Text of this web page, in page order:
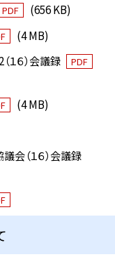
PDF
(656 KB)
(4 MB)
１６）会議録
PDF
(4 MB)
会（１６）会議録